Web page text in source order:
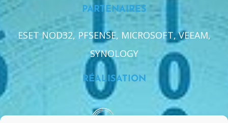
PARTENAIRES
ESET NOD32, PFSENSE, MICROSOFT, VEEAM,
SYNOLOGY
RÉALISATION